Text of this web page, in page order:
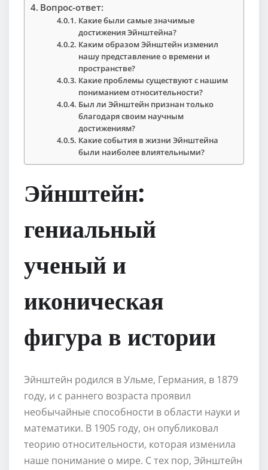
Вопрос-ответ:
Какие были самые значимые
достижения Эйнштейна?
Каким образом Эйнштейн изменил
нашу представление о времени и
пространстве?
Какие проблемы существуют с нашим
пониманием относительности?
Был ли Эйнштейн признан только
благодаря своим научным
достижениям?
Какие события в жизни Эйнштейна
были наиболее влиятельными?
Эйнштейн:
гениальный
ученый и
иконическая
фигура в истории
Эйнштейн родился в Ульме, Германия, в 1879
году, и с раннего возраста проявил
необычайные способности в области науки и
математики. В 1905 году, он опубликовал
теорию относительности, которая изменила
наше понимание о мире. С тех пор, Эйнштейн